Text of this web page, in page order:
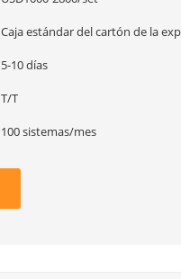
Caja estándar del cartón de la
5-10 días
T/T
100 sistemas/mes